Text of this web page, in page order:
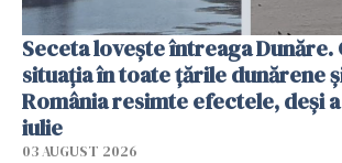
Seceta lovește întreaga Dunăre.
situația în toate țările dunărene
România resimte efectele, deși
iulie
03 AUGUST 2026